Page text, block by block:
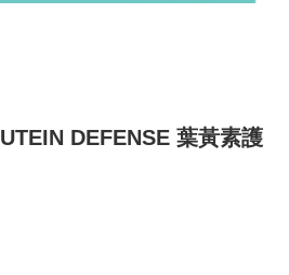
DEFENSE 葉黃素護